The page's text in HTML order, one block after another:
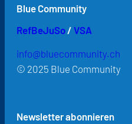
Eine Partnerschaft
Gemeinde,
Wasserversorgung,
Globalen Süden
Blue Community
RefBeJuSo/VSA
info@bluecommunity.ch
© 2025 Blue Community
Newsletter abonnieren